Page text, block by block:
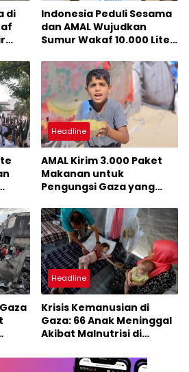
di
Indonesia Peduli Sesama
dan AMAL Wujudkan
Sumur Wakaf 10.000 Liter
Headline
AMAL Kirim 3.000 Paket
Makanan untuk
Pengungsi Gaza yang
Headline
Krisis Kemanusian di
Gaza: 66 Anak Meninggal
Akibat Malnutrisi di